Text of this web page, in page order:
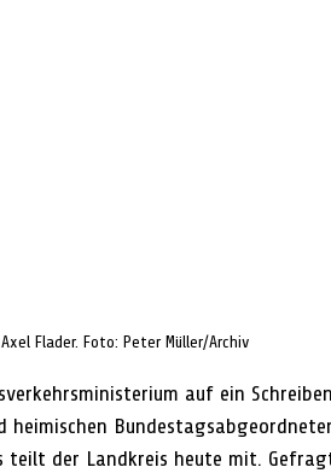
Flader. Foto: Peter Müller/Archiv
auf ein
heimischen
teilt der Landkreis heute mit.